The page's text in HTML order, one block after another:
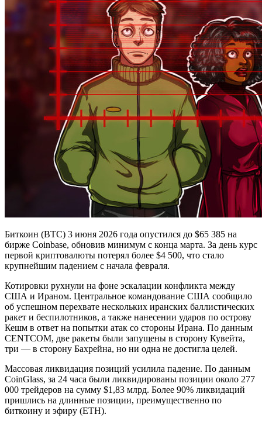
Биткоин (BTC) 3 июня 2026 года опустился до $65 385 на
бирже Coinbase, обновив минимум с конца марта. За день курс
первой криптовалюты потерял более $4 500, что стало
крупнейшим падением с начала февраля.
Котировки рухнули на фоне эскалации конфликта между
США и Ираном. Центральное командование США сообщило
об успешном перехвате нескольких иранских баллистических
ракет и беспилотников, а также нанесении ударов по острову
Кешм в ответ на попытки атак со стороны Ирана. По данным
CENTCOM, две ракеты были запущены в сторону Кувейта,
три — в сторону Бахрейна, но ни одна не достигла целей.
Массовая ликвидация позиций усилила падение. По данным
CoinGlass, за 24 часа были ликвидированы позиции около 277
000 трейдеров на сумму $1,83 млрд. Более 90% ликвидаций
пришлись на длинные позиции, преимущественно по
биткоину и эфиру (ETH).